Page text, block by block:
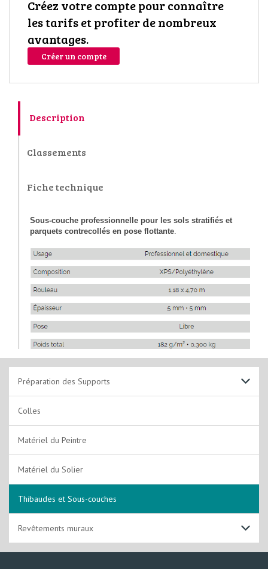
Créez votre compte pour connaître
les tarifs et profiter de nombreux
avantages.
Créer un compte
Description
Classements
Fiche technique
Sous-couche professionnelle pour les sols stratifiés et
parquets contrecollés en pose flottante
Préparation des Supports
Support Sols
Support Murs et Plafonds
Colles
Matériel du Peintre
Matériel du Solier
Thibaudes et Sous-couches
Revêtements muraux